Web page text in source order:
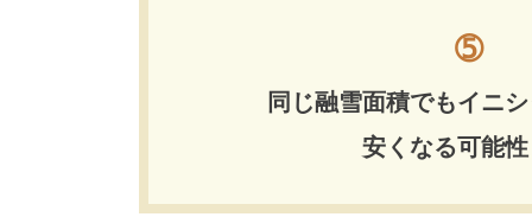
➄
同じ融雪面積でもイニ
安くなる可能